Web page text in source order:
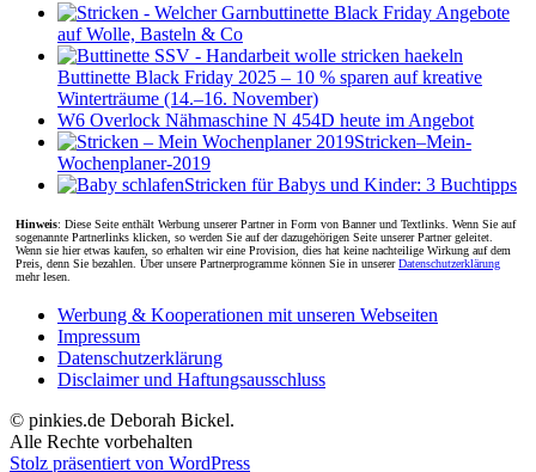
buttinette Black Friday Angebote
auf Wolle, Basteln & Co
Buttinette Black Friday 2025 – 10 % sparen auf kreative
Winterträume (14.–16. November)
W6 Overlock Nähmaschine N 454D heute im Angebot
Stricken–Mein-
Wochenplaner-2019
Stricken für Babys und Kinder: 3 Buchtipps
Hinweis: Diese Seite enthält Werbung unserer Partner in Form von Banner und Textlinks. Wenn Sie auf
sogenannte Partnerlinks klicken, so werden Sie auf der dazugehörigen Seite unserer Partner geleitet.
Wenn sie hier etwas kaufen, so erhalten wir eine Provision, dies hat keine nachteilige Wirkung auf dem
Preis, denn Sie bezahlen. Über unsere Partnerprogramme können Sie in unsererDatenschutzerklärung
mehr lesen.
Werbung & Kooperationen mit unseren Webseiten
Impressum
Datenschutzerklärung
Disclaimer und Haftungsausschluss
© pinkies.de Deborah Bickel.
Alle Rechte vorbehalten
Stolz präsentiert von WordPress